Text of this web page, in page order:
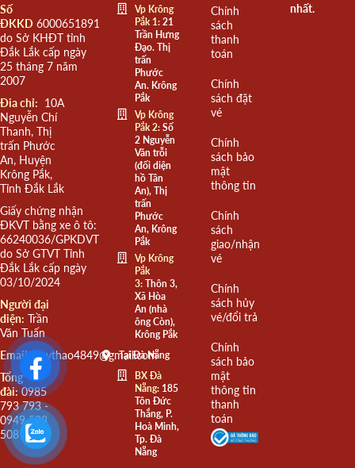
Số
ĐKKD 6000651891
do Sở KHĐT tỉnh
Đắk Lắk cấp ngày
25 tháng 7 năm
2007
Đia chỉ: 10A
Nguyễn Chí
Thanh, Thị
trấn Phước
An, Huyện
Krông Pắk,
Tỉnh Đắk Lắk
Giấy chứng nhận
ĐKVT bằng xe ô tô:
66240036/GPKDVT
do Sở GTVT Tỉnh
Đắk Lắk cấp ngày
03/10/2024
Người đại
diện: Trần
Văn Tuấn
Email: quythao4849@gmail.com
Tổng
đài:0985
793 793 -
0949 508
508
Vp Krông
Pắk 1:21
Trần Hưng
Đạo. Thị
trấn
Phước
An. Krông
Pắk
Vp Krông
Pắk 2:Số
2 Nguyễn
Văn trỗi
(đối diện
hồ Tân
An), Thị
trấn
Phước
An, Krông
Pắk
Vp Krông
Pắk
3:Thôn 3,
Xã Hòa
An (nhà
ông Còn),
Krông Pắk
Tại Đà Nẵng
BX Đà
Nẵng:185
Tôn Đức
Thắng, P.
Hoà Minh,
Tp. Đà
Nẵng
Chính
sách
thanh
toán
Chính
sách đặt
vé
Chính
sách bảo
mật
thông tin
Chính
sách
giao/nhận
vé
Chính
sách hủy
vé/đổi trả
Chính
sách bảo
mật
thông tin
thanh
toán
nhất.